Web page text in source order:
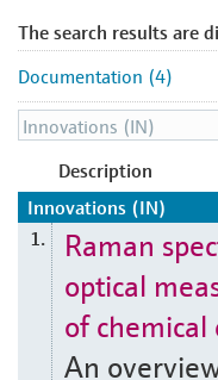
The search results are
Documentation (4)
Description
Innovations (IN)
1.
Raman
optical
of chemical
An